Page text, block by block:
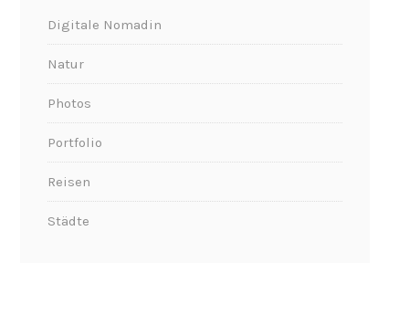
Digitale Nomadin
Natur
Photos
Portfolio
Reisen
Städte